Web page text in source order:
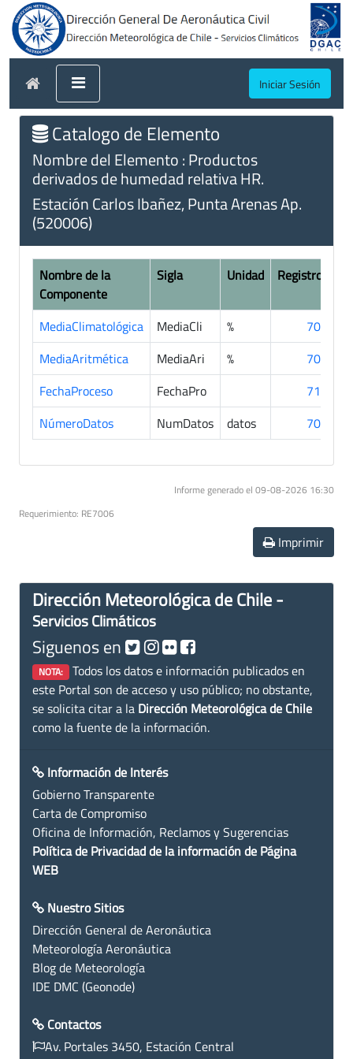
Iniciar Sesión
Catalogo de Elemento
Nombre del Elemento : Productos
derivados de humedad relativa HR.
Estación Carlos Ibañez, Punta Arenas Ap.
(520006)
Nombre de la
Componente
Sigla Unidad Registros
MediaClimatológica MediaCli %
702
MediaAritmética
MediaAri %
704
FechaProceso
FechaPro
715
NúmeroDatos
NumDatos datos 704
Informe generado el 09-08-2026 16:30
Requerimiento: RE7006
Imprimir
Dirección Meteorológica de Chile -
Servicios Climáticos
Siguenos en
NOTA: Todos los datos e información publicados en
este Portal son de acceso y uso público; no obstante,
se solicita citar a la Dirección Meteorológica de Chile
como la fuente de la información.
Información de Interés
Gobierno Transparente
Carta de Compromiso
Oficina de Información, Reclamos y Sugerencias
Política de Privacidad de la información de Página
WEB
Nuestro Sitios
Dirección General de Aeronáutica
Meteorología Aeronáutica
Blog de Meteorología
IDE DMC (Geonode)
Contactos
Av. Portales 3450, Estación Central